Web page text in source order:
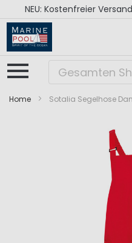
NEU: Kostenfreier
Home Sotalia Segelhose